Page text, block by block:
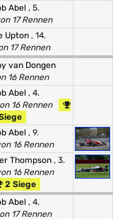
Abel , 5.
17 Rennen
Upton , 14.
17 Rennen
van Dongen
16 Rennen
Abel , 4.
16 Rennen
Abel , 9.
16 Rennen
Thompson , 3.
16 Rennen
2 Siege
Abel , 4.
17 Rennen